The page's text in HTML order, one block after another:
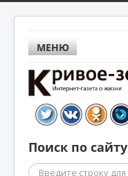
МЕНЮ
Поиск по сайту
Поиск